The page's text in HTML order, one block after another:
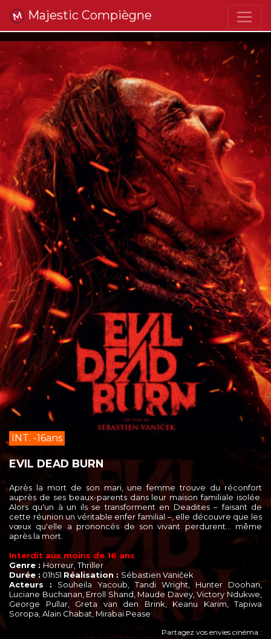
Majestic Compiègne
INT. -16ans
EVIL DEAD BURN
Après la mort de son mari, une femme trouve du réconfort
auprès de ses beaux-parents dans leur maison familiale isolée.
Alors qu'un à un ils se transforment en Deadites – faisant de
cette réunion un véritable enfer familial –, elle découvre que les
vœux qu'elle a prononcés de son vivant perdurent… même
après la mort.
Interdit aux moins de 16 ans
Genre : Horreur, Thriller
Durée : 01h51 Réalisation :Sébastien Vaniček
Acteurs : Souheila Yacoub, Tandi Wright, Hunter Doohan,
Luciane Buchanan, Erroll Shand, Maude Davey, Victory Ndukwe,
George Pullar, Greta van den Brink, Keanu Karim, Tapiwa
Soropa, Alain Chabat, Mirabai Pease
Partagez vos envies cinéma :